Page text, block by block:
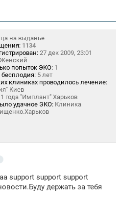
на выданье
1134
27 дек 2009, 23:01
Женский
попыток ЭКО: 1
5 лет
клиниках проводилось лечение:
Киев
года "Имплант" Харьков
удачное ЭКО: Клиника
support support support
держать за тебя